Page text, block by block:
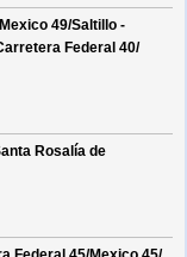
Mexico 49/Saltillo -
Federal 40/
Rosalía de